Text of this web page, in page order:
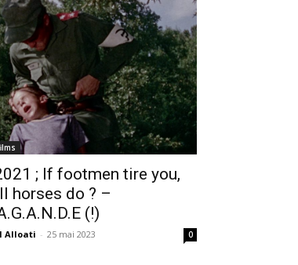
; If footmen tire you,
horses do ? –
(!)
Alloati - 25 mai 2023 0